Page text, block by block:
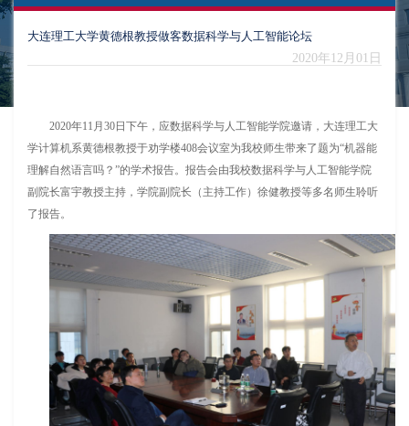
大连理工大学黄德根教授做客数据科学与人工智能论坛
2020年12月01日
2020年11月30日下午，应数据科学与人工智能学院邀请，大连理工大
学计算机系黄德根教授于劝学楼408会议室为我校师生带来了题为“机器能
理解自然语言吗？”的学术报告。报告会由我校数据科学与人工智能学院
副院长富宇教授主持，学院副院长（主持工作）徐健教授等多名师生聆听
了报告。